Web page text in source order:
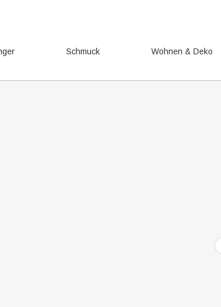
Schmuck Wohnen & Deko